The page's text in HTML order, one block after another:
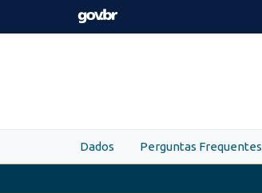
Skip to main content
Dados Perguntas Frequentes